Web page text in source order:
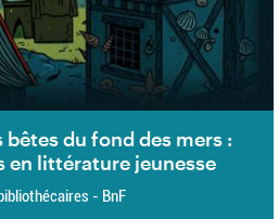
bêtes du fond des mers :
en littérature jeunesse
- BnF